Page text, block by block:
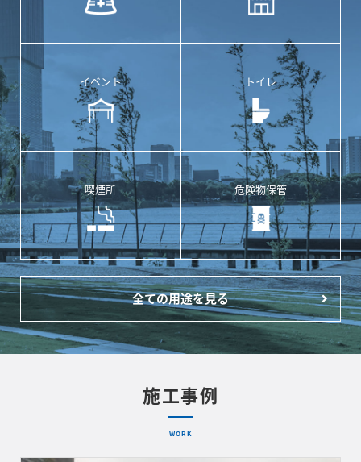
イベント トイレ
喫煙所 危険物保管
全ての用途を見る
施工事例
WORK